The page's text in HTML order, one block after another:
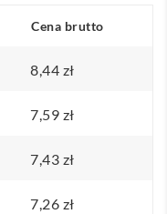
Cena brutto
8,44 zł
7,59 zł
7,43 zł
7,26 zł